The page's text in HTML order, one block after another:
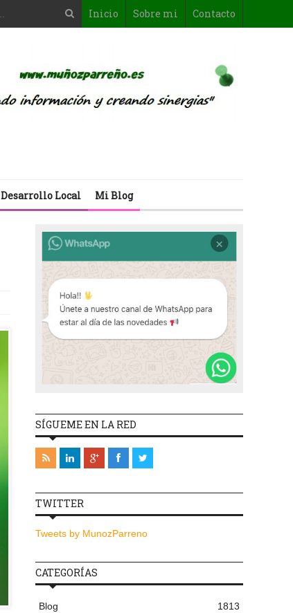
Inicio Sobre mi Contacto
Desarrollo Local Mi Blog
SÍGUEME EN LA RED
TWITTER
Tweets by MunozParreno
CATEGORÍAS
Blog
1813